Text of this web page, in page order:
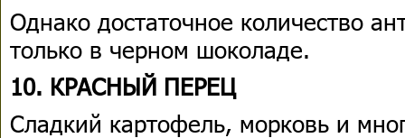
Однако достаточное количество
только в черном шоколаде.
10. КРАСНЫЙ ПЕРЕЦ
Сладкий картофель, морковь и